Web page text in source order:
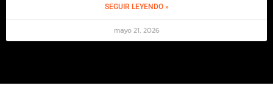
SEGUIR LEYENDO »
mayo 21, 2026